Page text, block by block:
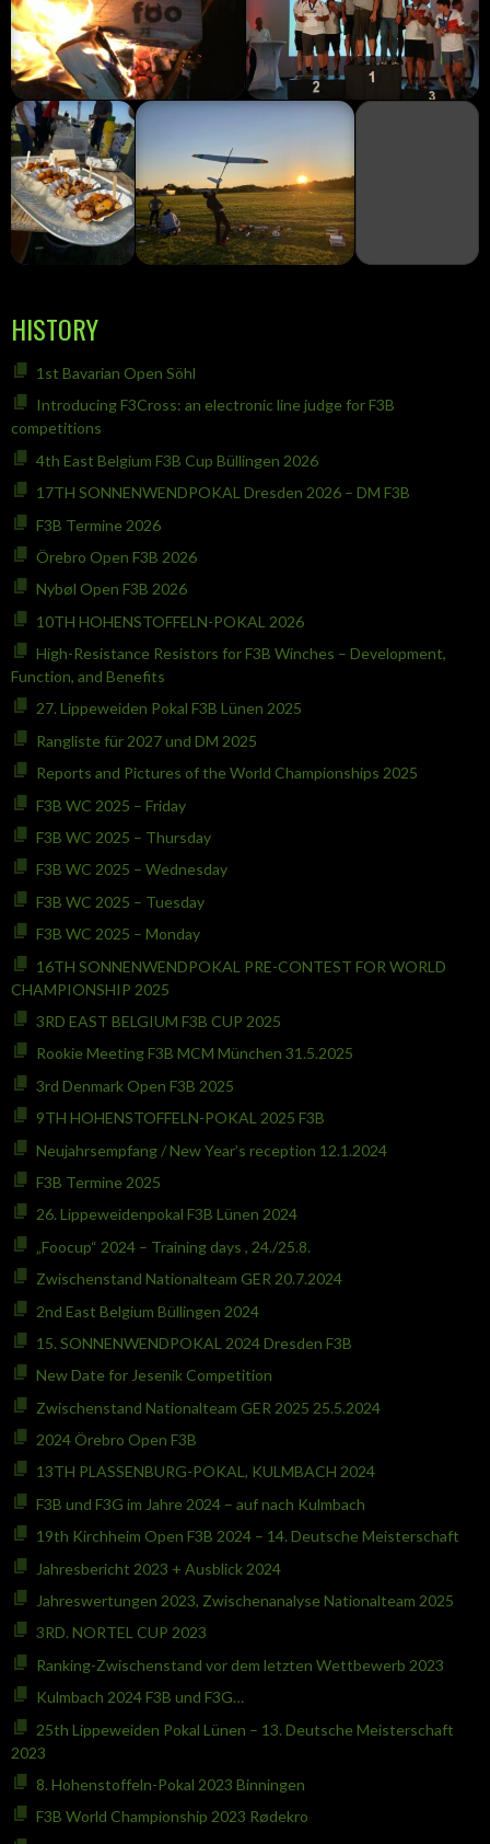
HISTORY
1st Bavarian Open Söhl
Introducing F3Cross: an electronic line judge for F3B
competitions
4th East Belgium F3B Cup Büllingen 2026
17TH SONNENWENDPOKAL Dresden 2026 – DM F3B
F3B Termine 2026
Örebro Open F3B 2026
Nybøl Open F3B 2026
10TH HOHENSTOFFELN-POKAL 2026
High-Resistance Resistors for F3B Winches – Development,
Function, and Benefits
27. Lippeweiden Pokal F3B Lünen 2025
Rangliste für 2027 und DM 2025
Reports and Pictures of the World Championships 2025
F3B WC 2025 – Friday
F3B WC 2025 – Thursday
F3B WC 2025 – Wednesday
F3B WC 2025 – Tuesday
F3B WC 2025 – Monday
16TH SONNENWENDPOKAL PRE-CONTEST FOR WORLD
CHAMPIONSHIP 2025
3RD EAST BELGIUM F3B CUP 2025
Rookie Meeting F3B MCM München 31.5.2025
3rd Denmark Open F3B 2025
9TH HOHENSTOFFELN-POKAL 2025 F3B
Neujahrsempfang / New Year’s reception 12.1.2024
F3B Termine 2025
26. Lippeweidenpokal F3B Lünen 2024
„Foocup“ 2024 – Training days , 24./25.8.
Zwischenstand Nationalteam GER 20.7.2024
2nd East Belgium Büllingen 2024
15. SONNENWENDPOKAL 2024 Dresden F3B
New Date for Jesenik Competition
Zwischenstand Nationalteam GER 2025 25.5.2024
2024 Örebro Open F3B
13TH PLASSENBURG-POKAL, KULMBACH 2024
F3B und F3G im Jahre 2024 – auf nach Kulmbach
19th Kirchheim Open F3B 2024 – 14. Deutsche Meisterschaft
Jahresbericht 2023 + Ausblick 2024
Jahreswertungen 2023, Zwischenanalyse Nationalteam 2025
3RD. NORTEL CUP 2023
Ranking-Zwischenstand vor dem letzten Wettbewerb 2023
Kulmbach 2024 F3B und F3G…
25th Lippeweiden Pokal Lünen – 13. Deutsche Meisterschaft
2023
8. Hohenstoffeln-Pokal 2023 Binningen
F3B World Championship 2023 Rødekro